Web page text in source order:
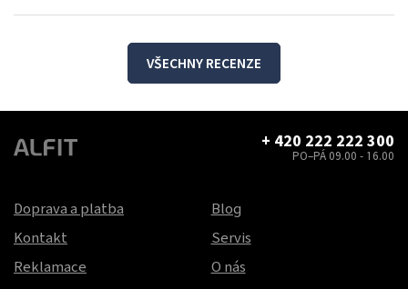
VŠECHNY RECENZE
+ 420 222 222 300
PO–PÁ 09.00 - 16.00
Doprava a platba
Kontakt
Reklamace
Blog
Servis
O nás